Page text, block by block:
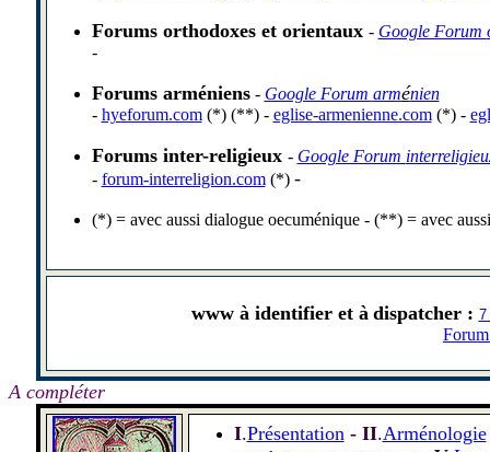
Forums orthodoxes et orientaux - Google Forum
-
Forums arméniens- Google Forum arménien
- hyeforum.com (*) (**)- eglise-armenienne.com (*)-
Forums inter-religieux - Google Forum
- forum-interreligion.com (*) -
(*) = avec aussi dialogue oecuménique - (**) = avec
www à identifier et à dispatcher : 7
A compléter
I.Présentation- II.Arménologie